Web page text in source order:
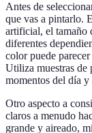
Antes de
que vas a pintarlo.
artificial, el tamaño
diferentes
color puede
Utiliza muestras de
momentos del día
Otro aspecto a
claros a menudo
grande y aireado,